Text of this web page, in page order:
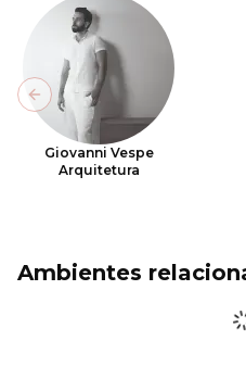
Giovanni Vespe
Arquitetura
Previous slide
Ambientes